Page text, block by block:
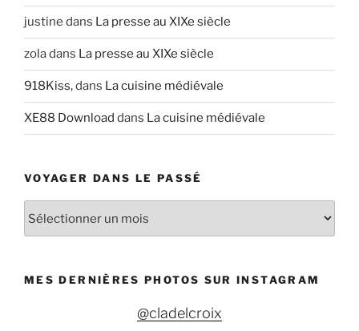
justine dans La presse au XIXe siècle
zoladans La presse au XIXe siècle
918Kiss,dans La cuisine médiévale
XE88 Download dans La cuisine médiévale
VOYAGER DANS LE PASSÉ
g
MES DERNIÈRES PHOTOS SUR INSTAGRAM
@cladelcroix